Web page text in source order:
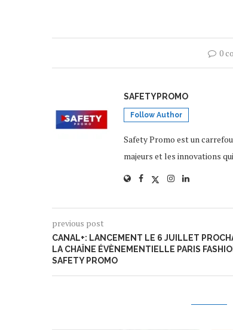
0
SAFETYPROMO
Follow Author
Safety Promo est un
majeurs et les innovations
previous post
CANAL+: LANCEMENT LE 6 JUILLET
LA CHAÎNE ÉVÈNEMENTIELLE PARIS
SAFETY PROMO